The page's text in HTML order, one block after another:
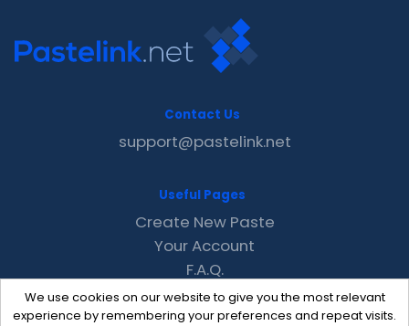
We use cookies on our website to give you the most relevant
experience by remembering your preferences and repeat visits.
Contact Us
support@pastelink.net
Useful Pages
Create New Paste
Your Account
F.A.Q.
Recent
Contact